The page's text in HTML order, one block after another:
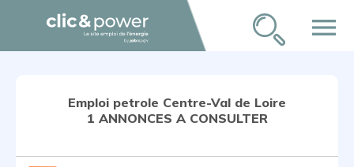
menu
Emploi petrole Centre-Val de Loire
1 ANNONCES A CONSULTER